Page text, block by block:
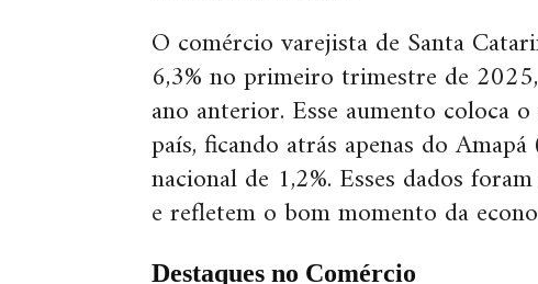
O comércio varejista de Santa
6,3% no primeiro trimestre de
ano anterior. Esse aumento coloca
país, ficando atrás apenas do
nacional de 1,2%. Esses dados
e refletem o bom momento da
Destaques no Comércio